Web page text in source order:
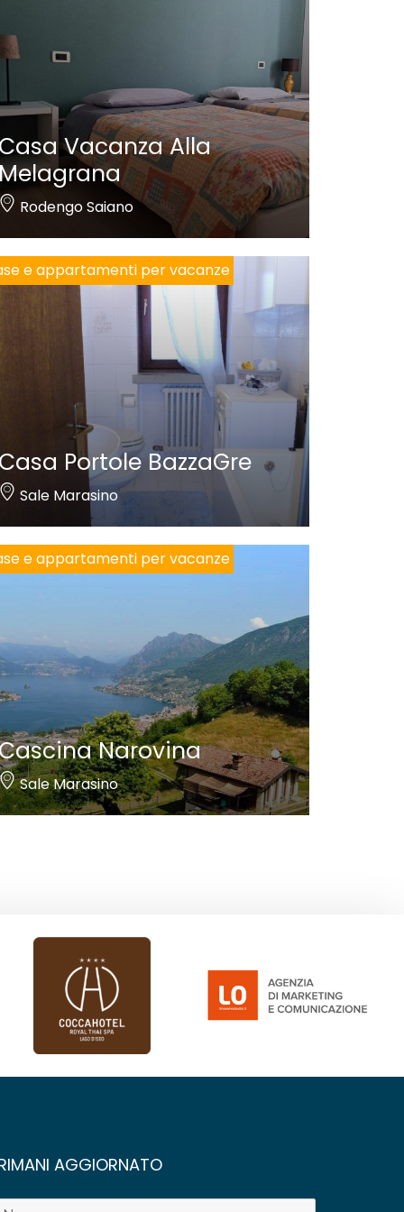
Casa Vacanza Alla
Rodengo Saiano
e appartamenti per vacanze
Casa Portole BazzaGre
Sale Marasino
e appartamenti per vacanze
Narovina
Sale Marasino
AGGIORNATO